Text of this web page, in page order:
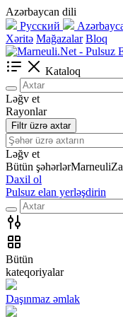
Azərbaycan dili
Русский
Xəritə Mağazalar Bloq
Kataloq
Ləğv et
Rayonlar
Filtr üzrə axtar
Ləğv et
Bütün şəhərlərMarneuli
Daxil ol
Pulsuz elan yerləşdirin
Bütün
kateqoriyalar
Daşınmaz əmlak